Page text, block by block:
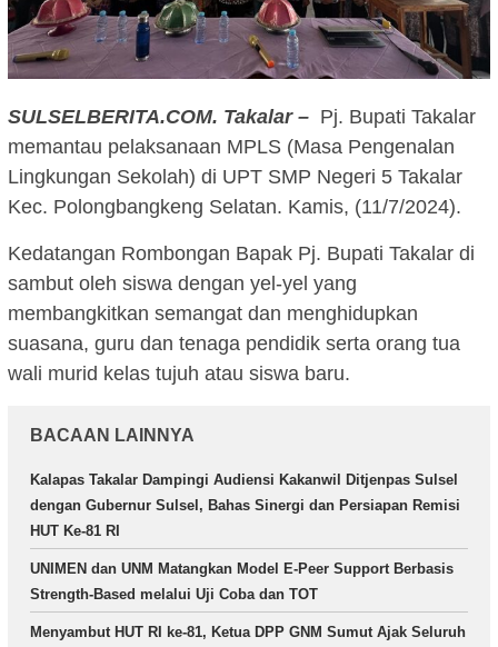
SULSELBERITA.COM. Takalar – Pj. Bupati Takalar
memantau pelaksanaan MPLS (Masa Pengenalan
Lingkungan Sekolah) di UPT SMP Negeri 5 Takalar
Kec. Polongbangkeng Selatan. Kamis, (11/7/2024).
Kedatangan Rombongan Bapak Pj. Bupati Takalar di
sambut oleh siswa dengan yel-yel yang
membangkitkan semangat dan menghidupkan
suasana, guru dan tenaga pendidik serta orang tua
wali murid kelas tujuh atau siswa baru.
BACAAN LAINNYA
Kalapas Takalar Dampingi Audiensi Kakanwil Ditjenpas Sulsel
dengan Gubernur Sulsel, Bahas Sinergi dan Persiapan Remisi
HUT Ke-81 RI
UNIMEN dan UNM Matangkan Model E-Peer Support Berbasis
Strength-Based melalui Uji Coba dan TOT
Menyambut HUT RI ke-81, Ketua DPP GNM Sumut Ajak Seluruh